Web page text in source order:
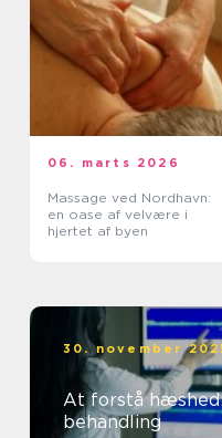
06. marts 2026
Massage ved Nordhavn:
en oase af velvære i
hjertet af byen
30. november
At forstå
behandling